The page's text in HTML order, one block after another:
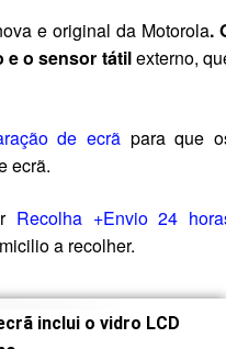
e original da Motorola.
e o sensor tátilexterno,
de ecrã para que
ecrã.
Recolha +Envio 24
a recolher.
inclui o vidro LCD